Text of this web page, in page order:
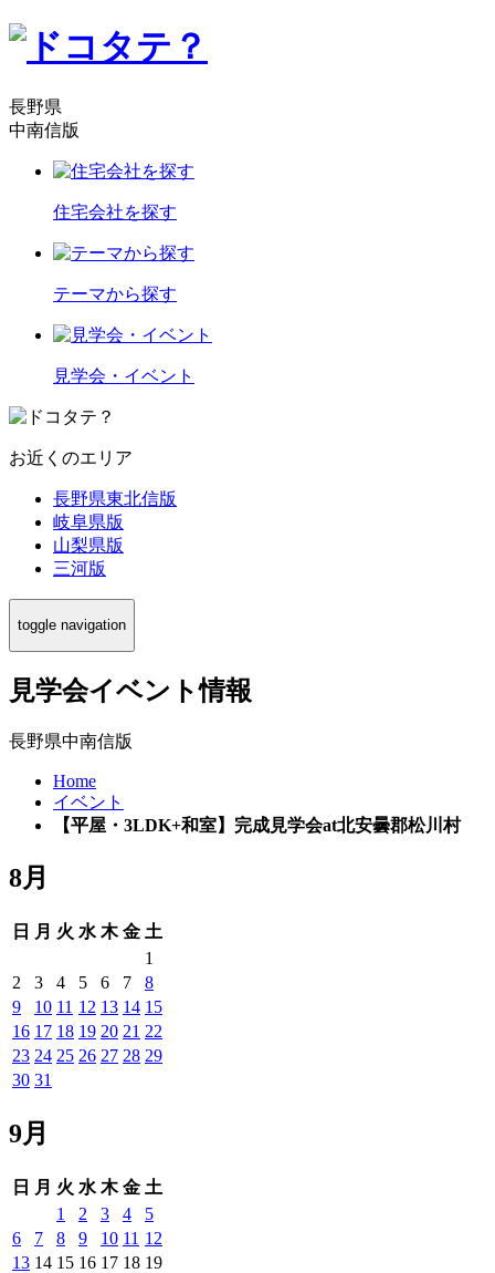
長野県
中南信版
住宅会社を探す
テーマから探す
見学会・イベント
お近くのエリア
長野県東北信版
岐阜県版
山梨県版
三河版
toggle navigation
見学会イベント情報
長野県中南信版
Home
イベント
【平屋・3LDK+和室】完成見学会at北安曇郡松川村
8月
日 月 火 水 木 金 土
1
2
3 4 5 6 7
8
9
10 11 12 13 14 15
16 17 18 19 20 21 22
23 24 25 26 27 28 29
30 31
9月
日 月 火 水 木 金 土
1
2 3 4
5
6
7 8 9 10 11 12
13 14 15 16 17 18 19